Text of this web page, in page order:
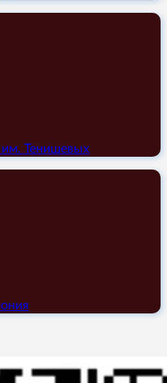
им. Тенишевых